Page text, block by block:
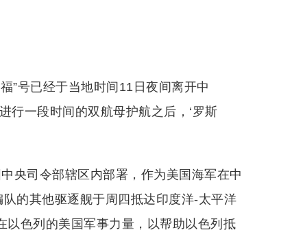
”号已经于当地时间11日夜间离开中
行一段时间的双航母护航之后，‘罗斯
央司令部辖区内部署，作为美国海军在中
的其他驱逐舰于周四抵达印度洋-太平洋
色列的美国军事力量，以帮助以色列抵